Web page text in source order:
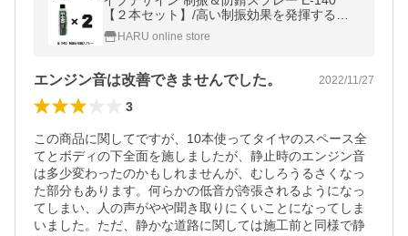
【２本セット】/高い制振効果を発揮するデ
ッドニングスプレー!! アンダーコート ロード
ノイズ ドアアウターパネル 塩害
HARU online store
エンジン音は改善できませんでした。 2022/11/27
3
この商品に関してですが、10本使ってタイヤのスペース全
てとボディの下全面を施しましたが、静止時のエンジン音
は多少変わったのかもしれませんが、むしろうるさくなっ
た部分もあります。何らかの低音が誇張されるようになっ
てしまい、人の声がやや聞き取りにくいことになってしま
いました。ただ、静かな道路に関しては施工前と同様で静